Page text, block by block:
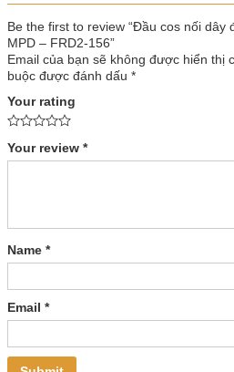
Be the first to review “Đầu cos nối dây
MPD – FRD2-156”
Email của bạn sẽ không được hiển thị
buộc được đánh dấu *
Your rating
Your review *
Name *
Email *